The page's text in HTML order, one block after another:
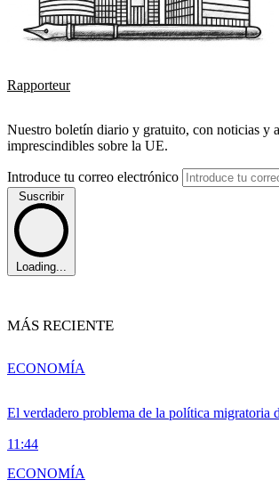
Rapporteur
Nuestro boletín diario y gratuito, con noticias y
imprescindibles sobre la UE.
Introduce tu correo electrónico
Suscribir
Loading...
MÁS RECIENTE
El verdadero problema de la política migratoria
11:44
ECONOMÍA
ECONOMÍA